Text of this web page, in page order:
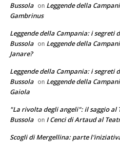
Bussola on Leggende della
Gambrinus
Leggende della Campania: i segreti
Bussola on Leggende della
Janare?
Leggende della Campania: i segreti
Bussola on Leggende della
Gaiola
"La rivolta degli angeli": il saggio al
Bussola on I Cenci di Artaud al
Scogli di Mergellina: parte